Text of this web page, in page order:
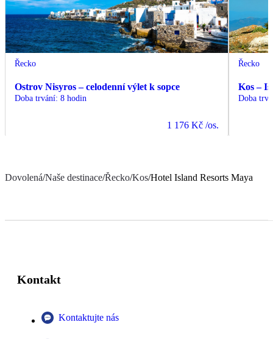
Řecko
Ostrov Nisyros – celodenní výlet k sopce
Doba trvání: 8 hodin
1 176 Kč /os.
Řecko
Kos –
Doba
Dovolená/Naše destinace/Řecko/Kos/Hotel Island Resorts Maya
Kontakt
Kontaktujte nás